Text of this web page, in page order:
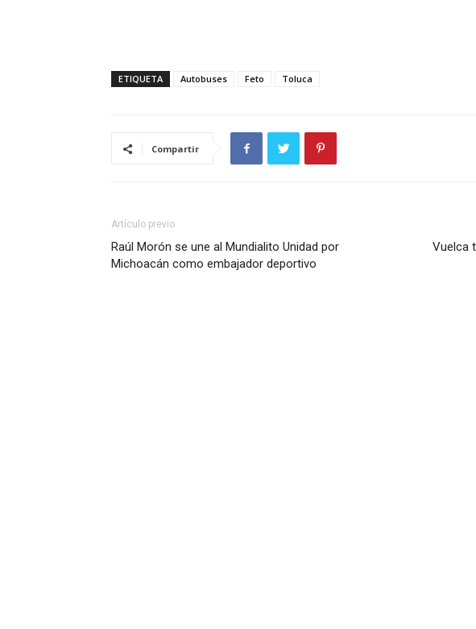
ETIQUETA Autobuses Feto Toluca
Compartir
Artículo previo
Raúl Morón se une al Mundialito Unidad por
Michoacán como embajador deportivo
Vuelca